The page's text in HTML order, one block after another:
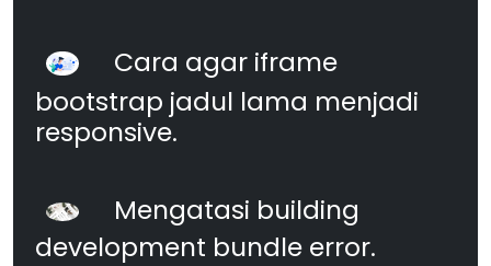
Cara agar iframe
bootstrap jadul lama menjadi
responsive.
Mengatasi building
development bundle error.